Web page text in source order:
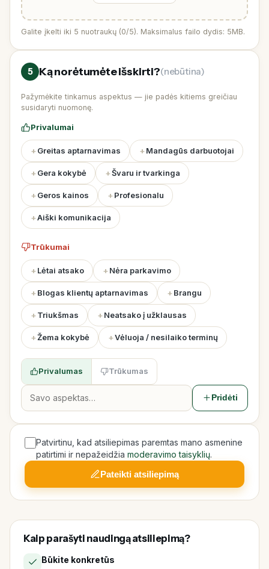
Galite įkelti iki 5 nuotraukų (0/5). Maksimalus failo dydis: 5MB.
5 Ką norėtumėte išskirti?(nebūtina)
Pažymėkite tinkamus aspektus — jie padės kitiems greičiau
susidaryti nuomonę.
Privalumai
Greitas aptarnavimas Mandagūs darbuotojai
Gera kokybė Švaru ir tvarkinga
Geros kainos Profesionalu
Aiški komunikacija
Trūkumai
Lėtai atsako Nėra parkavimo
Blogas klientų aptarnavimas Brangu
Triukšmas Neatsako į užklausas
Žema kokybė Vėluoja / nesilaiko terminų
Privalumas Trūkumas
Pridėti
Patvirtinu, kad atsiliepimas paremtas mano asmenine
patirtimi ir nepažeidžia moderavimo taisyklių.
Pateikti atsiliepimą
Kaip parašyti naudingą atsiliepimą?
Būkite konkretūs